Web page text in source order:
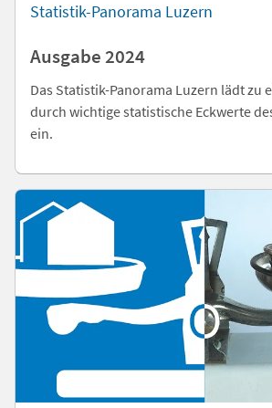
Statistik-Panorama Luzern
Ausgabe 2024
Das Statistik-Panorama Luzern lädt zu
durch wichtige statistische Eckwerte
ein.